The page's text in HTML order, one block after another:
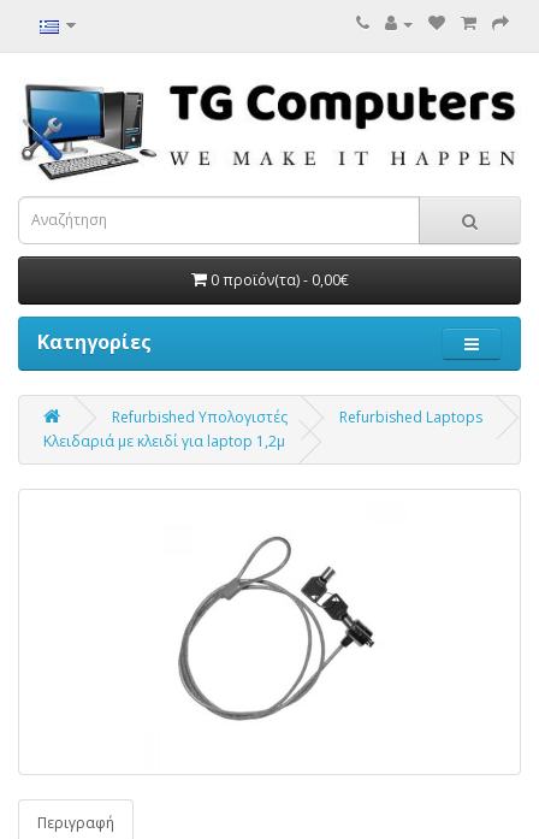
0 προϊόν(τα) - 0,00€
Κατηγορίες
Refurbished Υπολογιστές
Refurbished Laptops
Κλειδαριά με κλειδί για laptop 1,2μ
Περιγραφή